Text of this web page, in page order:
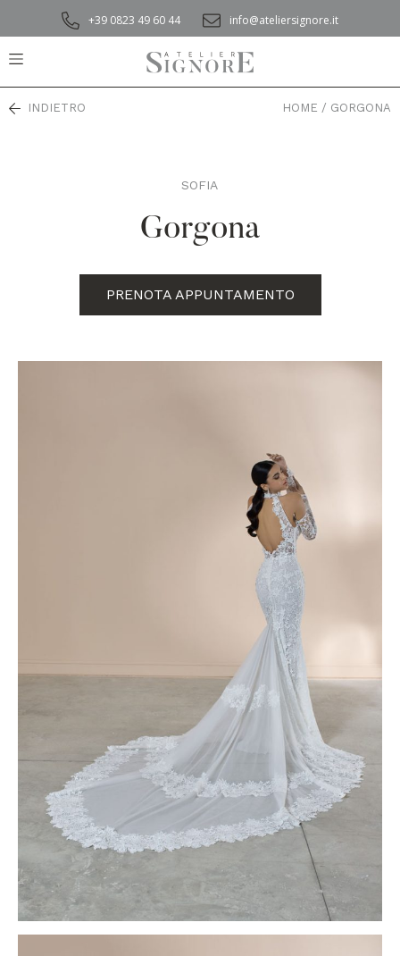
+39 0823 49 60 44 info@ateliersignore.it
INDIETRO HOME / GORGONA
,
SOFIA
Gorgona
PRENOTA APPUNTAMENTO